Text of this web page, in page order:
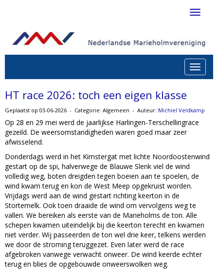
Toggle
HT race 2026: toch een eigen klasse
Geplaatst op 03-06-2026 - Categorie: Algemeen - Auteur: Michiel Veldkamp
Op 28 en 29 mei werd de jaarlijkse Harlingen-Terschellingrace
gezeild. De weersomstandigheden waren goed maar zeer
afwisselend.
Donderdags werd in het Kimstergat met lichte Noordoostenwind
gestart op de spi, halverwege de Blauwe Slenk viel de wind
volledig weg, boten dreigden tegen boeien aan te spoelen, de
wind kwam terug en kon de West Meep opgekruist worden.
Vrijdags werd aan de wind gestart richting keerton in de
Stortemelk. Ook toen draaide de wind om vervolgens weg te
vallen. We bereiken als eerste van de Marieholms de ton. Alle
schepen kwamen uiteindelijk bij die keerton terecht en kwamen
niet verder. Wij passeerden de ton wel drie keer, telkens werden
we door de stroming teruggezet. Even later werd de race
afgebroken vanwege verwacht onweer. De wind keerde echter
terug en blies de opgebouwde onweerswolken weg.